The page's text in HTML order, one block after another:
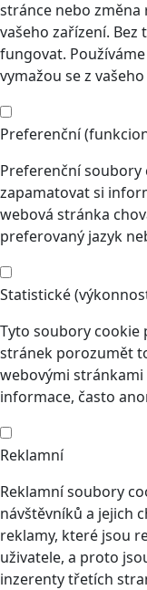
stránce nebo
vašeho zařízení.
fungovat.
vymažou se z
Preferenční
Preferenční
zapamatovat si
webová stránka
preferovaný jazyk
Statistické
Tyto soubory cookie
stránek porozumět
webovými
informace, často
Reklamní
Reklamní soubory
návštěvníků a jejich
reklamy, které jsou
uživatele, a proto
inzerenty třetích